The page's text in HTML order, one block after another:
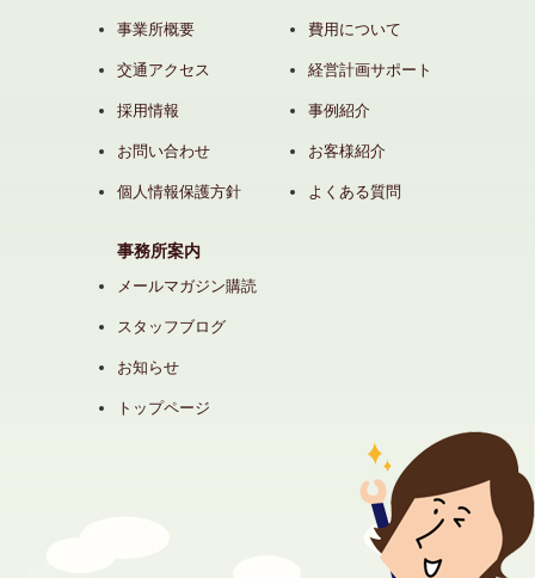
事業所概要
交通アクセス
採用情報
お問い合わせ
個人情報保護方針
費用について
経営計画サポート
事例紹介
お客様紹介
よくある質問
事務所案内
メールマガジン購読
スタッフブログ
お知らせ
トップページ